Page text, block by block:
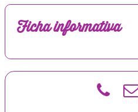
Ficha informativa